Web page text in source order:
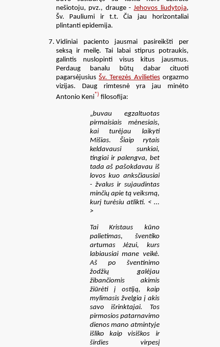
nešiotoju, pvz., drauge -Jehovos liudytoja,
Šv. Pauliumi ir t.t. Čia jau horizontaliai
plintanti epidemija.
Vidiniai paciento jausmai pasireikšti per
seksą ir meilę. Tai labai stiprus potraukis,
galintis nuslopinti visus kitus jausmus.
Perdaug banalu būtų dabar cituoti
pagarsėjusiusŠv. Terezės Avilietiesorgazmo
vizijas. Daug rimtesnė yra jau minėto
Antonio Keni*) filosofija:
„buvau egzaltuotas
pirmaisiais mėnesiais,
kai turėjau laikyti
Mišias. Šiaip rytais
keldavausi sunkiai,
tingiai ir palengva, bet
tada aš pašokdavau iš
lovos kuo anksčiausiai
- žvalus ir sujaudintas
minčių apie tą veiksmą,
kurį turėsiu atlikti. < ...
>
Tai Kristaus kūno
palietimas, šventiko
artumas Jėzui, kurs
labiausiai mane veikė.
Aš po šventinimo
žodžių galėjau
žibančiomis akimis
žiūrėti į ostiją, kaip
mylimasis žvelgia į akis
savo išrinktajai. Tos
pirmosios patarnavimo
dienos mano atmintyje
išliko kaip visiškos ir
širdies virpesį